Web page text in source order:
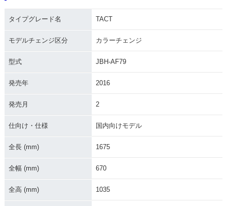
C
タイプグレード名 TACT
モデルチェンジ区分 カラーチェンジ
型式 JBH-AF79
発売年 2016
発売月 2
仕向け・仕様 国内向けモデル
全長 (mm) 1675
全幅 (mm) 670
全高 (mm) 1035